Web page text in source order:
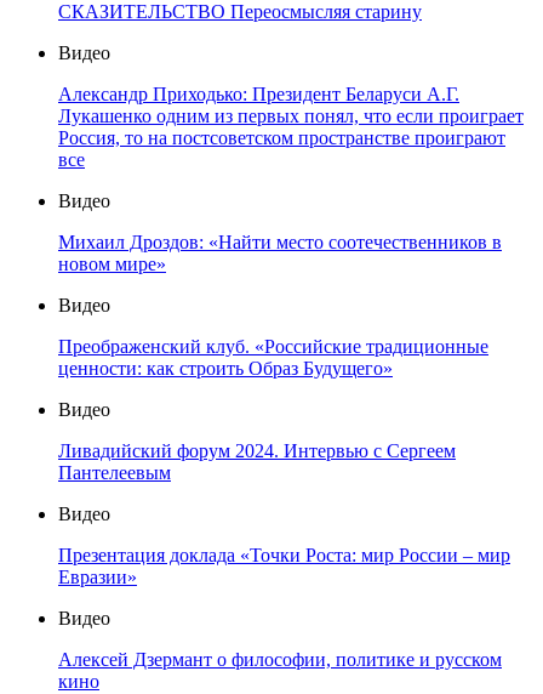
СКАЗИТЕЛЬСТВО Переосмысляя старину
Видео
Александр Приходько: Президент Беларуси А.Г.
Лукашенко одним из первых понял, что если проиграет
Россия, то на постсоветском пространстве проиграют
все
Видео
Михаил Дроздов: «Найти место соотечественников в
новом мире»
Видео
Преображенский клуб. «Российские традиционные
ценности: как строить Образ Будущего»
Видео
Ливадийский форум 2024. Интервью с Сергеем
Пантелеевым
Видео
Презентация доклада «Точки Роста: мир России – мир
Евразии»
Видео
Алексей Дзермант о философии, политике и русском
кино